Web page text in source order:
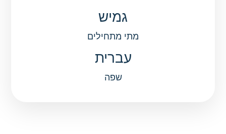
גמיש
מתי מתחילים
עברית
שפה